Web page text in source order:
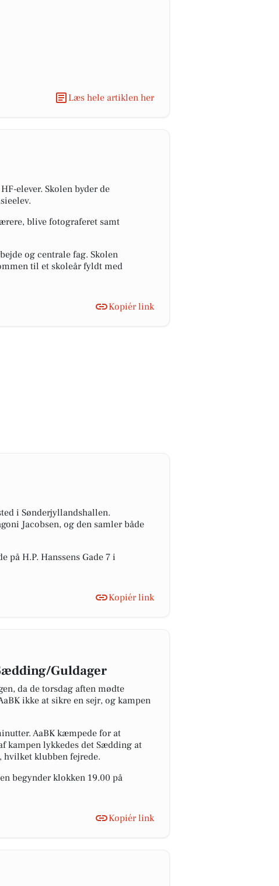
Læs hele artiklen her
elever. Skolen byder de
blive fotograferet samt
og centrale fag. Skolen
til et skoleår fyldt med
Kopiér link
i Sønderjyllandshallen.
Jacobsen, og den samler både
på H.P. Hanssens Gade 7 i
Kopiér link
Guldager
da de torsdag aften mødte
ikke at sikre en sejr, og kampen
AaBK kæmpede for at
kampen lykkedes det Sædding at
hvilket klubben fejrede.
begynder klokken 19.00 på
Kopiér link